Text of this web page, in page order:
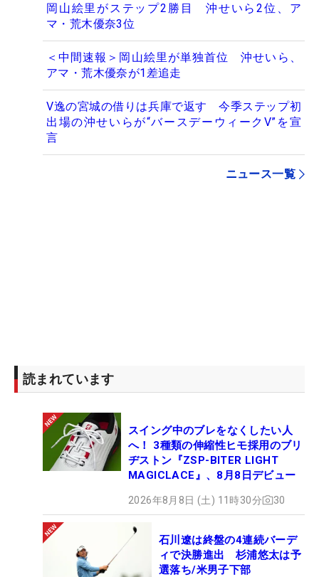
岡山絵里がステップ2勝目 沖せいら2位、ア
マ・荒木優奈3位
＜中間速報＞岡山絵里が単独首位 沖せいら、
アマ・荒木優奈が1差追走
V逸の宮城の借りは兵庫で返す 今季ステップ初
出場の沖せいらが“バースデーウィークV”を宣
言
ニュース一覧
読まれています
スイング中のブレをなくしたい人
へ！ 3種類の伸縮性ヒモ採用のブリ
ヂストン『ZSP-BITER LIGHT
MAGICLACE』、8月8日デビュー
2026年8月8日 (土) 11時30分 30
石川遼は終盤の4連続バーデ
ィで決勝進出 杉浦悠太は予
選落ち/米男子下部